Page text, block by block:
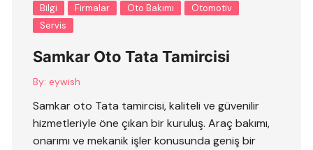
Bilgi Firmalar Oto Bakımı
Otomotiv
Servis
Samkar Oto Tata Tamircisi
By: eywish
Samkar oto Tata tamircisi, kaliteli ve güvenilir
hizmetleriyle öne çıkan bir kuruluş. Araç bakımı,
onarımı ve mekanik işler konusunda geniş bir